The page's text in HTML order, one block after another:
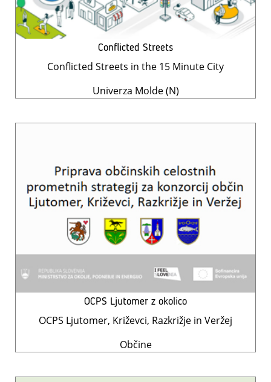
Conflicted Streets
Conflicted Streets in the 15 Minute City
Univerza Molde (N)
OCPS Ljutomer z okolico
OCPS Ljutomer, Križevci, Razkrižje in Veržej
Občine